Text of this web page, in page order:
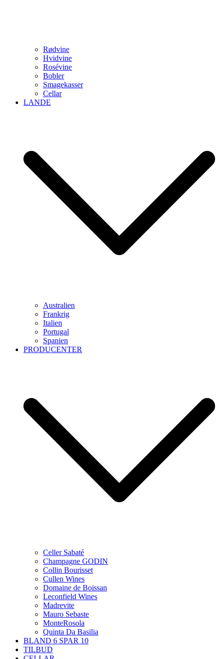
Rødvine
Hvidvine
Rosévine
Bobler
Smagekasser
Cellar
LANDE
Australien
Frankrig
Italien
Portugal
Spanien
PRODUCENTER
Celler Sabaté
Champagne GODIN
Collin Bourisset
Cullen Wines
Domaine de Boissan
Leconfield Wines
Madrevite
Mauro Sebaste
MonteRosola
Quinta Da Basilia
BLAND 6 SPAR 10
TILBUD